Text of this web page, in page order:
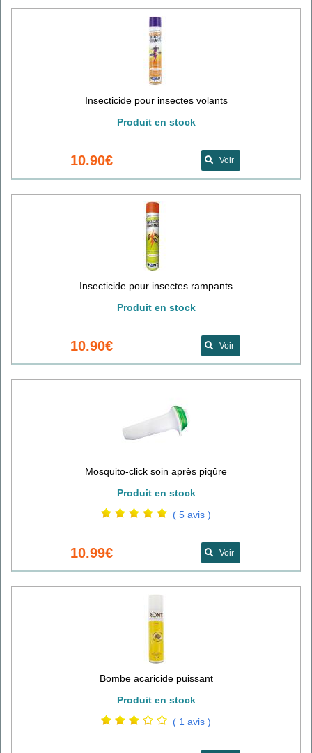
Insecticide pour insectes volants
Produit en stock
10.90€ Voir
Insecticide pour insectes rampants
Produit en stock
10.90€ Voir
Mosquito-click soin après piqûre
Produit en stock
( 5 avis )
10.99€ Voir
Bombe acaricide puissant
Produit en stock
( 1 avis )